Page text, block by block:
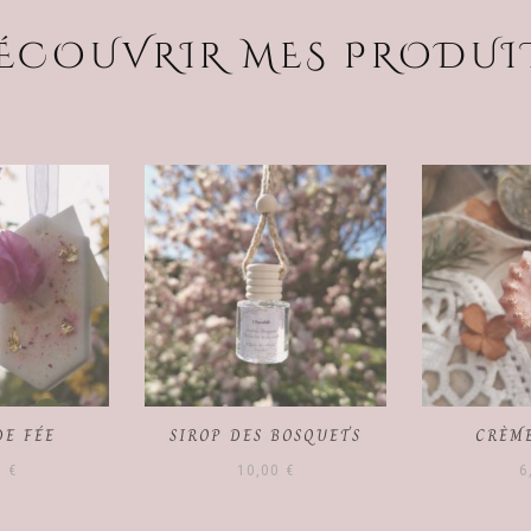
MES
€
CRÈME BRÛLÉE
6,00 €
VELOUTÉ